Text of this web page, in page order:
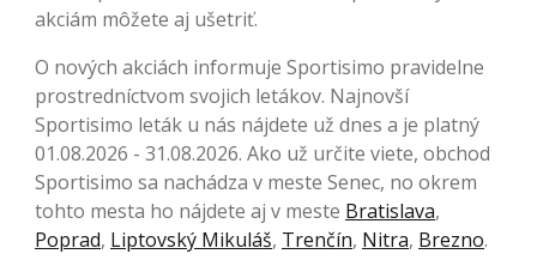
akciám môžete aj ušetriť.
O nových akciách informuje Sportisimo pravidelne
prostredníctvom svojich letákov. Najnovší
Sportisimo leták u nás nájdete už dnes a je platný
01.08.2026 - 31.08.2026. Ako už určite viete, obchod
Sportisimo sa nachádza v meste Senec, no okrem
tohto mesta ho nájdete aj v meste Bratislava,
Poprad, Liptovský Mikuláš, Trenčín, Nitra, Brezno.